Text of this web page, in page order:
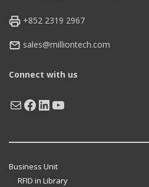
+852 2319 2967
sales@milliontech.com
Connect with us
MailFacebook
LinkedIn
YouTube
Business Unit
RFID in Library